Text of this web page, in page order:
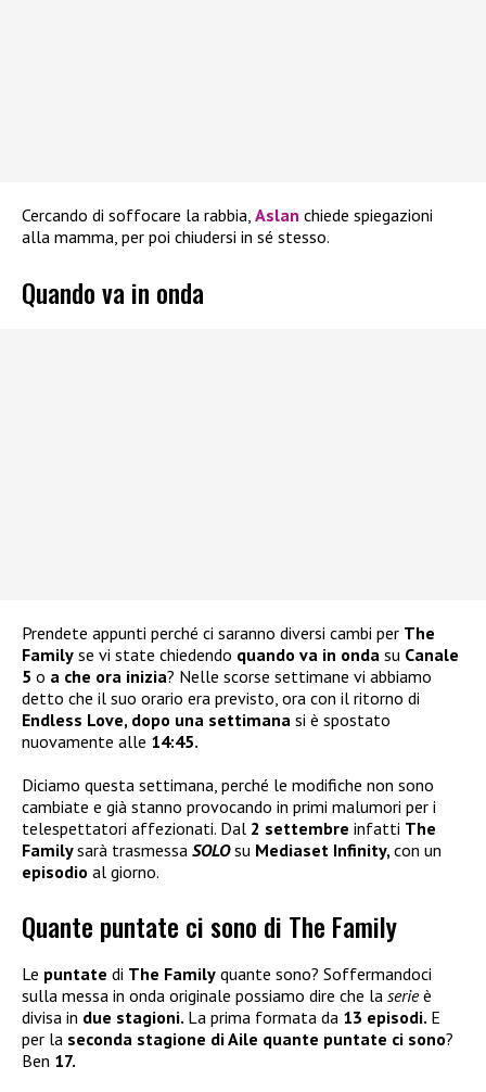
Cercando di soffocare la rabbia, Aslan chiede spiegazioni
alla mamma, per poi chiudersi in sé stesso.
Quando va in onda
Prendete appunti perché ci saranno diversi cambi per The
Family se vi state chiedendo quando va in onda su Canale
5 o a che ora inizia? Nelle scorse settimane vi abbiamo
detto che il suo orario era previsto, ora con il ritorno di
Endless Love, dopo una settimana si è spostato
nuovamente alle 14:45.
Diciamo questa settimana, perché le modifiche non sono
cambiate e già stanno provocando in primi malumori per i
telespettatori affezionati. Dal 2 settembre infatti The
Familysarà trasmessa SOLOsu Mediaset Infinity, con un
episodio al giorno.
Quante puntate ci sono di The Family
Le puntate di The Family quante sono? Soffermandoci
sulla messa in onda originale possiamo dire che la serieè
divisa in due stagioni. La prima formata da 13 episodi. E
per la seconda stagione di Aile quante puntate ci sono?
Ben 17.